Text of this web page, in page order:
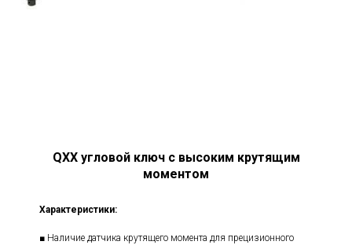
QXX угловой ключ с высоким крутящим
моментом
Характеристики:
■ Наличие датчика крутящего момента для прецизионного